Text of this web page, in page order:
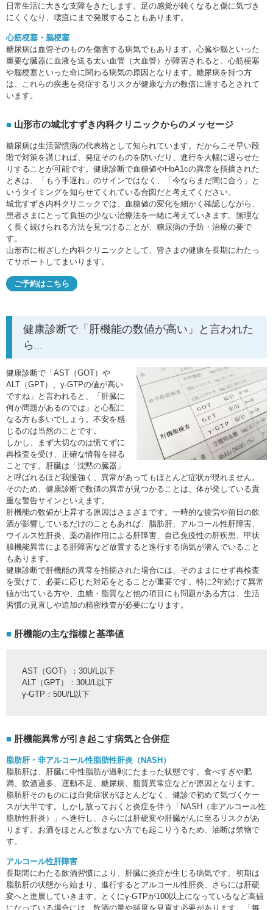
日常生活に大きな支障をきたします。足の感覚が鈍くなると傷に気づき
にくくなり、壊疽にまで発展することもあります。
心筋梗塞・脳梗塞
糖尿病は血管そのものを傷害する病気でもあります。心臓や脳といった
重要な臓器に血液を送る太い血管（大血管）が障害されると、心筋梗塞
や脳梗塞といった命に関わる病気の原因となります。糖尿病を持つ方
は、これらの疾患を発症するリスクが健康な方の数倍に達するとされて
います。
山形市の城北すずき内科クリニックからのメッセージ
糖尿病は生活習慣病の代表格として知られています。だからこそ早い段
階で対策を講じれば、発症そのものを防いだり、進行を大幅に遅らせた
りすることが可能です。健康診断で血糖値やHbA1cの異常を指摘された
ときは、「もう手遅れ」のサインではなく、「今ならまだ間に合う」と
いうタイミングを知らせてくれている合図だと考えてください。
城北すずき内科クリニックでは、血糖値の変化を細かく確認しながら、
患者さまにとって負担の少ない治療法を一緒に考えていきます。無理な
く長く続けられる方法を見つけることが、糖尿病の予防・治療の要で
す。
山形市に根ざした内科クリニックとして、皆さまの健康を長期にわたっ
てサポートしてまいります。
ご予約はこちら
健康診断で「肝機能の数値が高い」と言われた
ら…
健康診断で「AST（GOT）や
ALT（GPT）、γ-GTPの値が高い
ですね」と言われると、「肝臓に
何か問題があるのでは」と心配に
なる方も多いでしょう。不安を感
じるのは当然のことです。
しかし、まず大切なのは慌てずに
再検査を受け、正確な情報を得る
ことです。肝臓は「沈黙の臓器」
と呼ばれるほど我慢強く、異常があってもほとんど症状が現れません。
そのため、健康診断で数値の異常が見つかることは、体が発している貴
重な警告サインといえます。
肝機能の数値が上昇する原因はさまざまです。一時的な疲労や前日の飲
酒が影響しているだけのこともあれば、脂肪肝、アルコール性肝障害、
ウイルス性肝炎、薬の副作用による肝障害、自己免疫性の肝疾患、甲状
腺機能異常による肝障害など放置すると進行する病気が潜んでいること
もあります。
健康診断で肝機能の異常を指摘された場合には、そのままにせず再検査
を受けて、必要に応じた対応をとることが重要です。特に2年続けて異常
値が出ている方や、血糖・脂質など他の項目にも問題がある方は、生活
習慣の見直しや追加の精密検査が必要になります。
肝機能の主な指標と基準値
AST（GOT）：30U/L以下
ALT（GPT）：30U/L以下
γ-GTP：50U/L以下
肝機能異常が引き起こす病気と合併症
脂肪肝・非アルコール性脂肪性肝炎（NASH）
脂肪肝は、肝臓に中性脂肪が過剰にたまった状態です。食べすぎや肥
満、飲酒過多、運動不足、糖尿病、脂質異常症などが原因となります。
脂肪肝そのものには自覚症状がほとんどなく、健診で初めて気づくケー
スが大半です。しかし放っておくと炎症を伴う「NASH（非アルコール性
脂肪性肝炎）」へ進行し、さらには肝硬変や肝臓がんに至るリスクがあ
ります。お酒をほとんど飲まない方でも起こりうるため、油断は禁物で
す。
アルコール性肝障害
長期間にわたる飲酒習慣により、肝臓に炎症が生じる病気です。初期は
脂肪肝の状態から始まり、進行するとアルコール性肝炎、さらには肝硬
変へと進展していきます。とくにγ-GTPが100以上になっているなど高値
になっている場合には、飲酒の量や頻度を見直す必要があります。「毎